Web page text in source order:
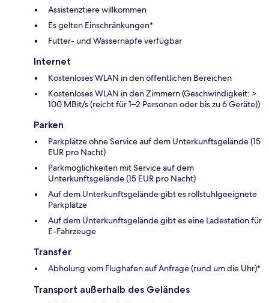
Assistenztiere willkommen
Es gelten Einschränkungen*
Futter- und Wassernäpfe verfügbar
Internet
Kostenloses WLAN in den öffentlichen Bereichen
Kostenloses WLAN in den Zimmern (Geschwindigkeit: >
100 MBit/s (reicht für 1–2 Personen oder bis zu 6 Geräte))
Parken
Parkplätze ohne Service auf dem Unterkunftsgelände (15
EUR pro Nacht)
Parkmöglichkeiten mit Service auf dem
Unterkunftsgelände (15 EUR pro Nacht)
Auf dem Unterkunftsgelände gibt es rollstuhlgeeignete
Parkplätze
Auf dem Unterkunftsgelände gibt es eine Ladestation für
E-Fahrzeuge
Transfer
Abholung vom Flughafen auf Anfrage (rund um die Uhr)*
Transport außerhalb des Geländes